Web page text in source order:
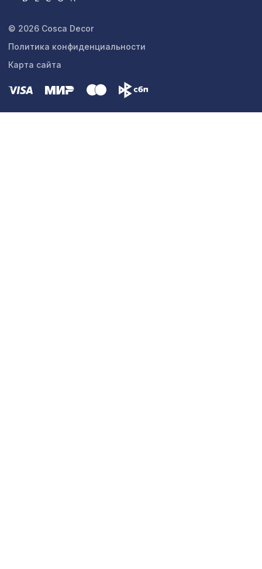
© 2026 Cosca Decor
Политика конфиденциальности
Карта сайта